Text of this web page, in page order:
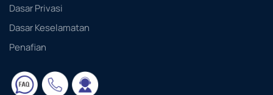
Dasar Privasi
Dasar Keselamatan
Penafian